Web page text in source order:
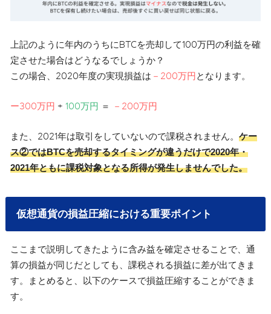
上記のように年内のうちにBTCを売却して100万円の利益を確
定させた場合はどうなるでしょうか？
この場合、2020年度の実現損益は －200万円 となります。
ー300万円 + 100万円 ＝ －200万円
また、2021年は取引をしていないので課税されません。 ケー
ス②ではBTCを売却するタイミングが違うだけで2020年・
2021年ともに課税対象となる所得が発生しませんでした。
仮想通貨の損益圧縮における重要ポイント
ここまで説明してきたように含み益を確定させることで、通
算の損益が同じだとしても、課税される損益に差が出てきま
す。まとめると、以下のケースで損益圧縮することができま
す。